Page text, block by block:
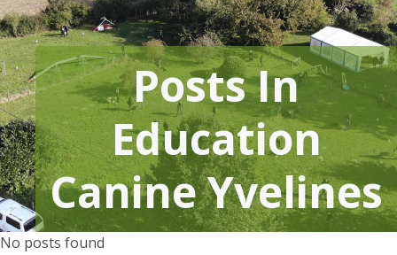
Posts In
Education
Canine Yvelines
No posts found